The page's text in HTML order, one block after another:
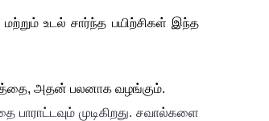
உடல் சார்ந்த பயிற்சிகள் இந்த
அதன் பலனாக வழங்கும்.
முடிகிறது. சவால்களை